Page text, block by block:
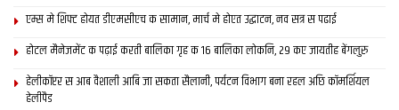
एम्स मे शिफ्ट होयत डीएमसीएच क सामान, मार्च मे होएत उद्घाटन, नव सत्र स पढाई
होटल मैनेजमेंट क पढ़ाई करती बालिका गृह क 16 बालिका लोकनि, 29 कए जायतीह बेंगलुरु
हेलीकॉप्टर स आब वैशाली आबि जा सकता सैलानी, पर्यटन विभाग बना रहल अछि कॉमर्शियल
हेलीपैड